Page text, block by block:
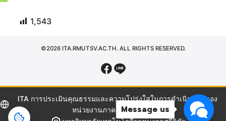
1,543
©2026 ITA.RMUTSV.AC.TH. ALL RIGHTS RESERVED.
Message us
ITA การประเมินคุณธรรมและความโปร่งใสในการดำเนินงานของ
หน่วยงานภาครัฐ มทร.ศรีวิชัย